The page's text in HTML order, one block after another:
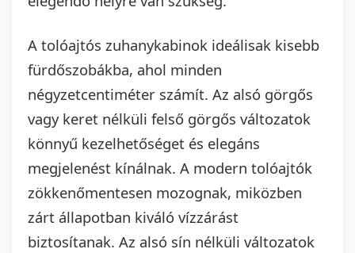
A tolóajtós zuhanykabinok ideálisak kisebb
fürdőszobákba, ahol minden
négyzetcentiméter számít. Az alsó görgős
vagy keret nélküli felső görgős változatok
könnyű kezelhetőséget és elegáns
megjelenést kínálnak. A modern tolóajtók
zökkenőmentesen mozognak, miközben
zárt állapotban kiváló vízzárást
biztosítanak. Az alsó sín nélküli változatok